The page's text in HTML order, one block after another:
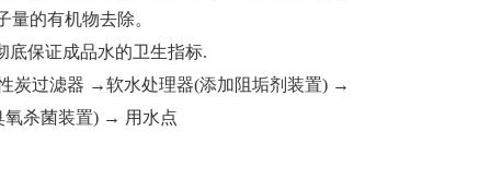
的有机物去除。
保证成品水的卫生指标.
过滤器 →软水处理器(添加阻垢剂装置) →
杀菌装置) → 用水点